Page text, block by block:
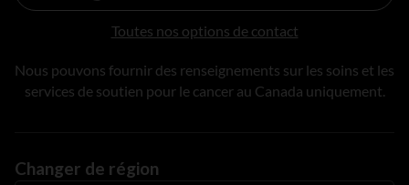
Toutes nos options de contact
Nous pouvons fournir des renseignements sur les soins et les
services de soutien pour le cancer au Canada uniquement.
Changer de région